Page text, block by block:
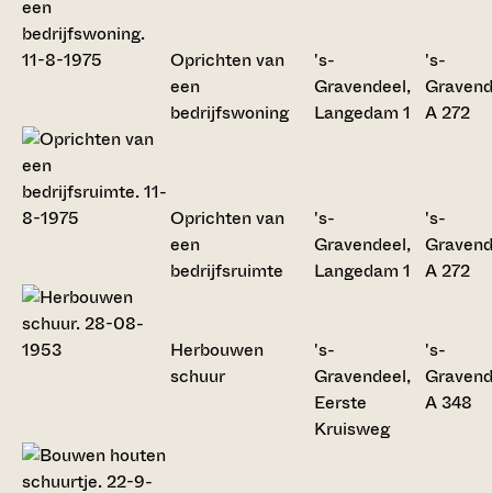
Oprichten van
een
bedrijfswoning
's-
Gravendeel,
Langedam 1
's-
A 272
Oprichten van
een
bedrijfsruimte
's-
Gravendeel,
Langedam 1
's-
A 272
Herbouwen
schuur
's-
Gravendeel,
Eerste
Kruisweg
's-
A 348